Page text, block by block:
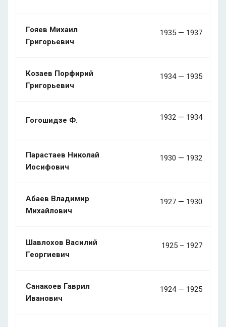
Гояев Михаил
Григорьевич
1935 — 1937
Козаев Порфирий
Григорьевич
1934 — 1935
Гогошидзе Ф. 1932 — 1934
Парастаев Николай
Иосифович
1930 — 1932
Абаев Владимир
Михайлович
1927 — 1930
Шавлохов Василий
Георгиевич
1925 – 1927
Санакоев Гаврил
Иванович
1924 — 1925